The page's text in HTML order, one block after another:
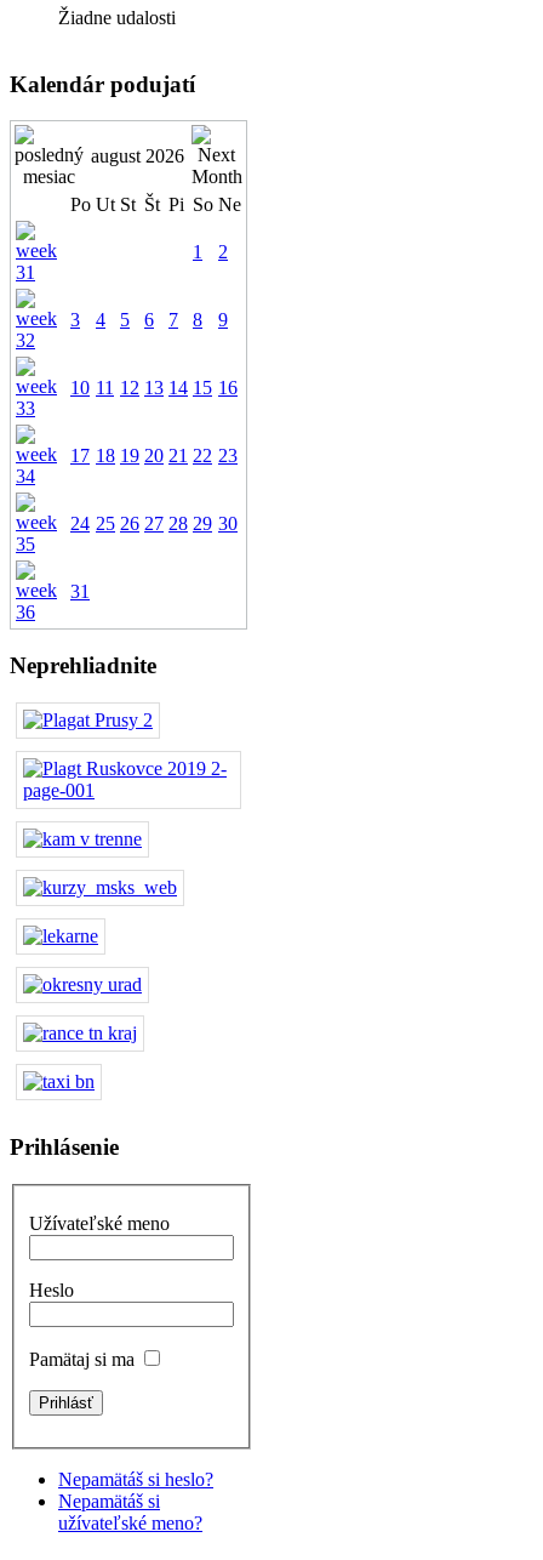
Žiadne udalosti
Kalendár podujatí
august 2026
Po Ut St Št Pi So Ne
1 2
3 4 5 6 7 8 9
10 11 12 13 14 15 16
17 18 19 20 21 22 23
24 25 26 27 28 29 30
31
Neprehliadnite
Prihlásenie
Užívateľské meno
Heslo
Pamätaj si ma
Nepamätáš si heslo?
Nepamätáš si
užívateľské meno?